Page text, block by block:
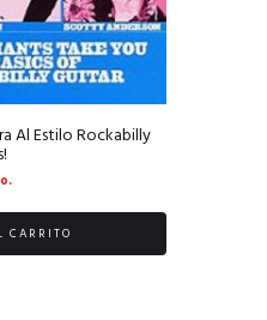
Al Estilo Rockabilly
CARRITO